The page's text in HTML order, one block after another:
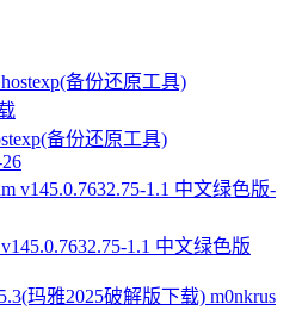
备份还原工具)
1.1 中文绿色版